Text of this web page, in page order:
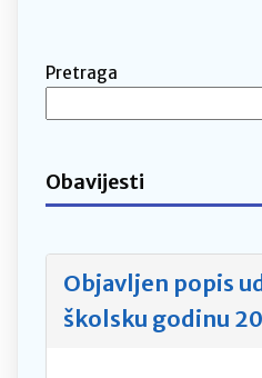
Pretraga
Obavijesti
Objavljen popis
školsku godinu